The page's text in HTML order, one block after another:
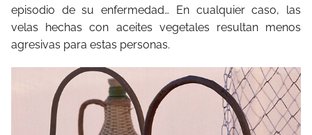
episodio de su enfermedad… En cualquier caso, las
velas hechas con aceites vegetales resultan menos
agresivas para estas personas.